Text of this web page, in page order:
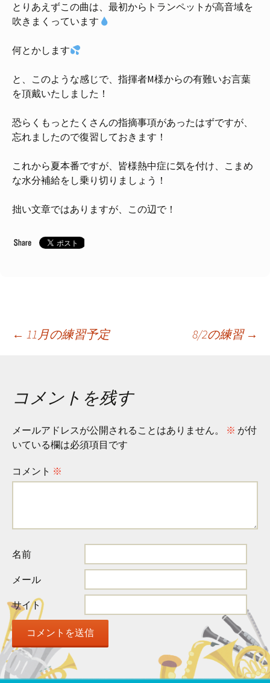
とりあえずこの曲は、最初からトランペットが高音域を
吹きまくっています
何とかします
と、このような感じで、指揮者M様からの有難いお言葉
を頂戴いたしました！
恐らくもっとたくさんの指摘事項があったはずですが、
忘れましたので復習しておきます！
これから夏本番ですが、皆様熱中症に気を付け、こまめ
な水分補給をし乗り切りましょう！
拙い文章ではありますが、この辺で！
投
ナ
ビ
ゲ
ー
シ
ョ
ン
← 11月の練習予定 8/2の練習 →
コメントを残す
メールアドレスが公開されることはありません。 ※ が付
いている欄は必須項目です
コメント ※
名前
メール
サイト